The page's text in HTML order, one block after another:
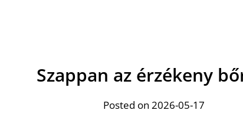
Szappan az érzékeny
Posted on 2026-05-17